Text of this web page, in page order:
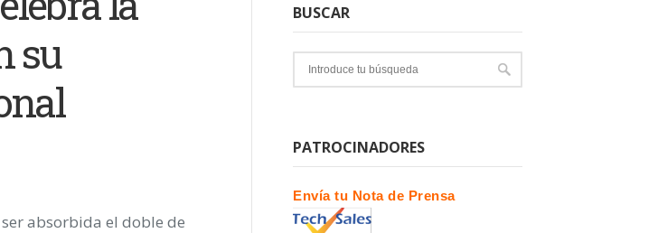
su
absorbida el doble de
BUSCAR
PATROCINADORES
Envía tu Nota de Prensa